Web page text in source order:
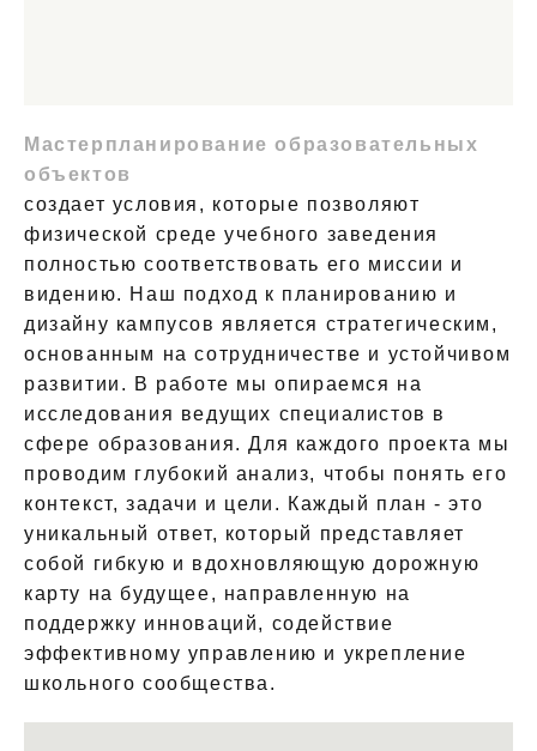
Мастерпланирование образовательных
объектов
создает условия, которые позволяют
физической среде учебного заведения
полностью соответствовать его миссии и
видению. Наш подход к планированию и
дизайну кампусов является стратегическим,
основанным на сотрудничестве и устойчивом
развитии. В работе мы опираемся на
исследования ведущих специалистов в
сфере образования. Для каждого проекта мы
проводим глубокий анализ, чтобы понять его
контекст, задачи и цели. Каждый план - это
уникальный ответ, который представляет
собой гибкую и вдохновляющую дорожную
карту на будущее, направленную на
поддержку инноваций, содействие
эффективному управлению и укрепление
школьного сообщества.